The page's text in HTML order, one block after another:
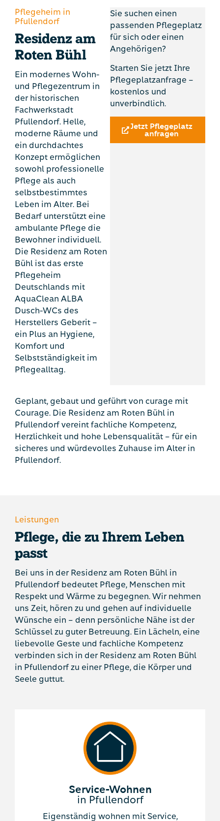
Pflegeheim in
Pfullendorf
Residenz am
Roten Bühl
Ein modernes Wohn-
und Pflegezentrum in
der historischen
Fachwerkstadt
Pfullendorf. Helle,
moderne Räume und
ein durchdachtes
Konzept ermöglichen
sowohl professionelle
Pflege als auch
selbstbestimmtes
Leben im Alter. Bei
Bedarf unterstützt eine
ambulante Pflege die
Bewohner individuell.
Die Residenz am Roten
Bühl ist das erste
Pflegeheim
Deutschlands mit
AquaClean ALBA
Dusch-WCs des
Herstellers Geberit –
ein Plus an Hygiene,
Komfort und
Selbstständigkeit im
Pflegealltag.
Sie suchen einen
passenden Pflegeplatz
für sich oder einen
Angehörigen?
Starten Sie jetzt Ihre
Pflegeplatzanfrage –
kostenlos und
unverbindlich.
Jetzt Pflegeplatz
anfragen
Geplant, gebaut und geführt von curage mit
Courage. Die Residenz am Roten Bühl in
Pfullendorf vereint fachliche Kompetenz,
Herzlichkeit und hohe Lebensqualität – für ein
sicheres und würdevolles Zuhause im Alter in
Pfullendorf.
Leistungen
Pflege, die zu Ihrem Leben
passt
Bei uns in der Residenz am Roten Bühl in
Pfullendorf bedeutet Pflege, Menschen mit
Respekt und Wärme zu begegnen. Wir nehmen
uns Zeit, hören zu und gehen auf individuelle
Wünsche ein – denn persönliche Nähe ist der
Schlüssel zu guter Betreuung. Ein Lächeln, eine
liebevolle Geste und fachliche Kompetenz
verbinden sich in der Residenz am Roten Bühl
in Pfullendorf zu einer Pflege, die Körper und
Seele guttut.
Service-Wohnen
in Pfullendorf
Eigenständig wohnen mit Service,